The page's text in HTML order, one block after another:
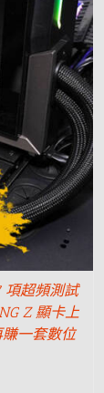
項超頻測試
Z 顯卡上
一套數位